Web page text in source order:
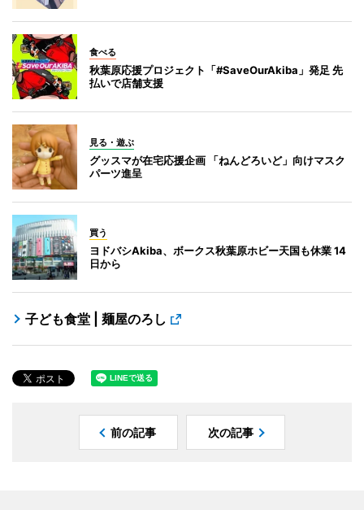
食べる
秋葉原応援プロジェクト「#SaveOurAkiba」発足 先
払いで店舗支援
見る・遊ぶ
グッスマが在宅応援企画 「ねんどろいど」向けマスク
パーツ進呈
買う
ヨドバシAkiba、ボークス秋葉原ホビー天国も休業 14
日から
子ども食堂 | 麺屋のろし
前の記事 次の記事